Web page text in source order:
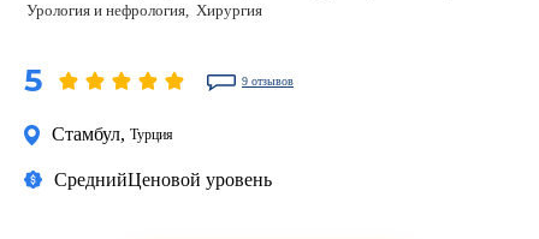
Урология и нефрология Хирургия
5 9 отзывов
Стамбул, Турция
СреднийЦеновой уровень